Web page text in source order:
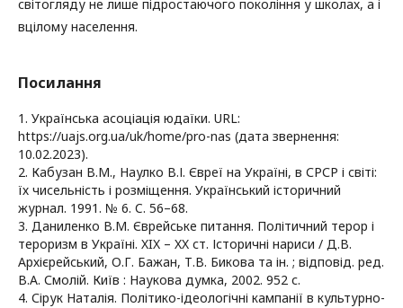
світогляду не лише підростаючого покоління у школах, а і
вцілому населення.
Посилання
1. Українська асоціація юдаїки. URL:
https://uajs.org.ua/uk/home/pro-nas (дата звернення:
10.02.2023).
2. Кабузан В.М., Наулко В.І. Євреї на Україні, в СРСР і світі:
їх чисельність і розміщення. Український історичний
журнал. 1991. № 6. C. 56–68.
3. Даниленко В.М. Єврейське питання. Політичний терор і
тероризм в Україні. XIX – XX ст. Історичні нариси / Д.В.
Архієрейський, О.Г. Бажан, Т.В. Бикова та ін. ; відповід. ред.
В.А. Смолій. Київ : Наукова думка, 2002. 952 с.
4. Сірук Наталія. Політико-ідеологічні кампанії в культурно-